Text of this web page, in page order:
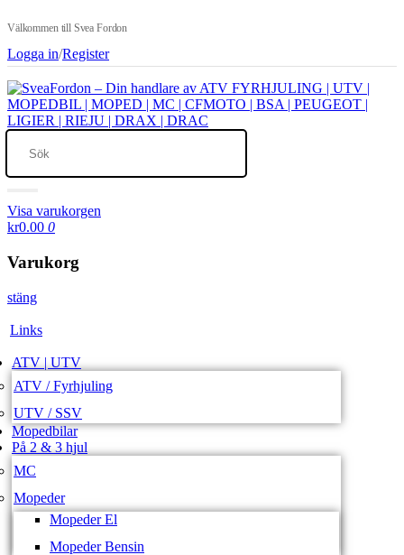
Välkommen till Svea Fordon
Logga in/Register
Visa varukorgen
kr0.00 0
Varukorg
stäng
Links
ATV | UTV
ATV / Fyrhjuling
UTV / SSV
Mopedbilar
På 2 & 3 hjul
MC
Mopeder
Mopeder El
Mopeder Bensin